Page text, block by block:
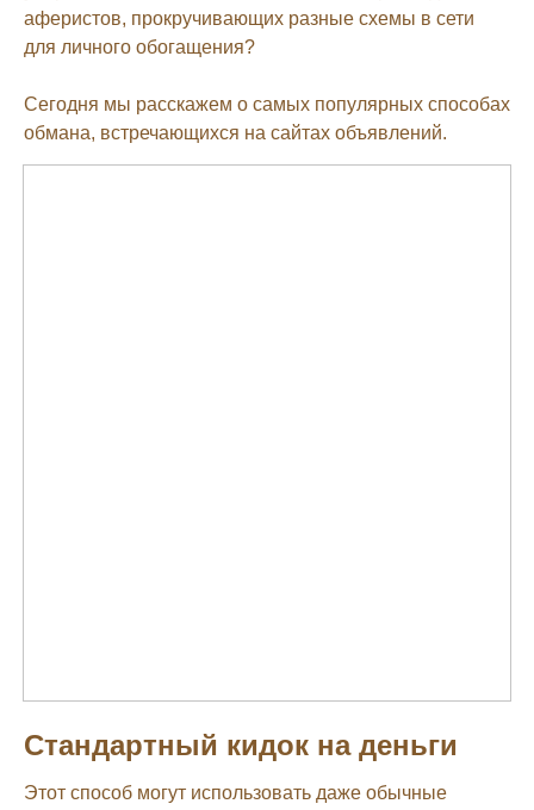
аферистов, прокручивающих разные схемы в сети
для личного обогащения?
Сегодня мы расскажем о самых популярных способах
обмана, встречающихся на сайтах объявлений.
Стандартный кидок на деньги
Этот способ могут использовать даже обычные